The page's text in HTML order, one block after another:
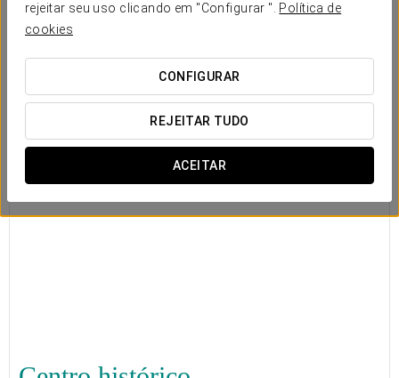
rejeitar seu uso clicando em "Configurar ". Política de
cookies
CONFIGURAR
REJEITAR TUDO
ACEITAR
da cidade. Oferecemos-lhe algumas recomendações para
descobrir os encantos da cidade mais antiga da Europa.